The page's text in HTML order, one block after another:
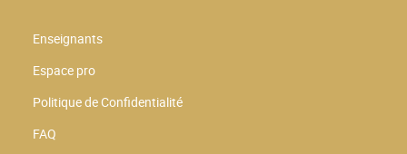
Enseignants
Espace pro
Politique de Confidentialité
FAQ